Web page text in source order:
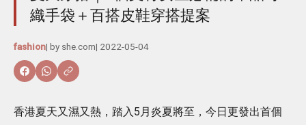
織手袋＋百搭皮鞋穿搭提案
fashion| by she.com| 2022-05-04
香港夏天又濕又熱，踏入5月炎夏將至，今日更發出首個